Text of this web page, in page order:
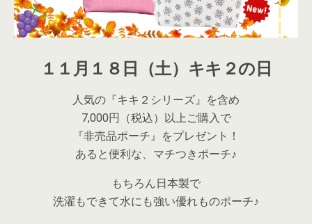
１１月１８日（土）キキ２の日
人気の『キキ２シリーズ』を含め
7,000円（税込）以上ご購入で
『非売品ポーチ』をプレゼント！
あると便利な、マチつきポーチ♪
もちろん日本製で
洗濯もできて水にも強い優れものポーチ♪